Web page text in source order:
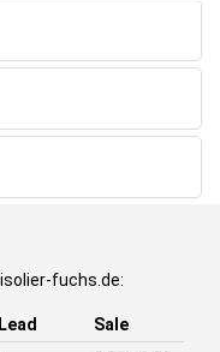
fuchs.de:
Lead
Sale